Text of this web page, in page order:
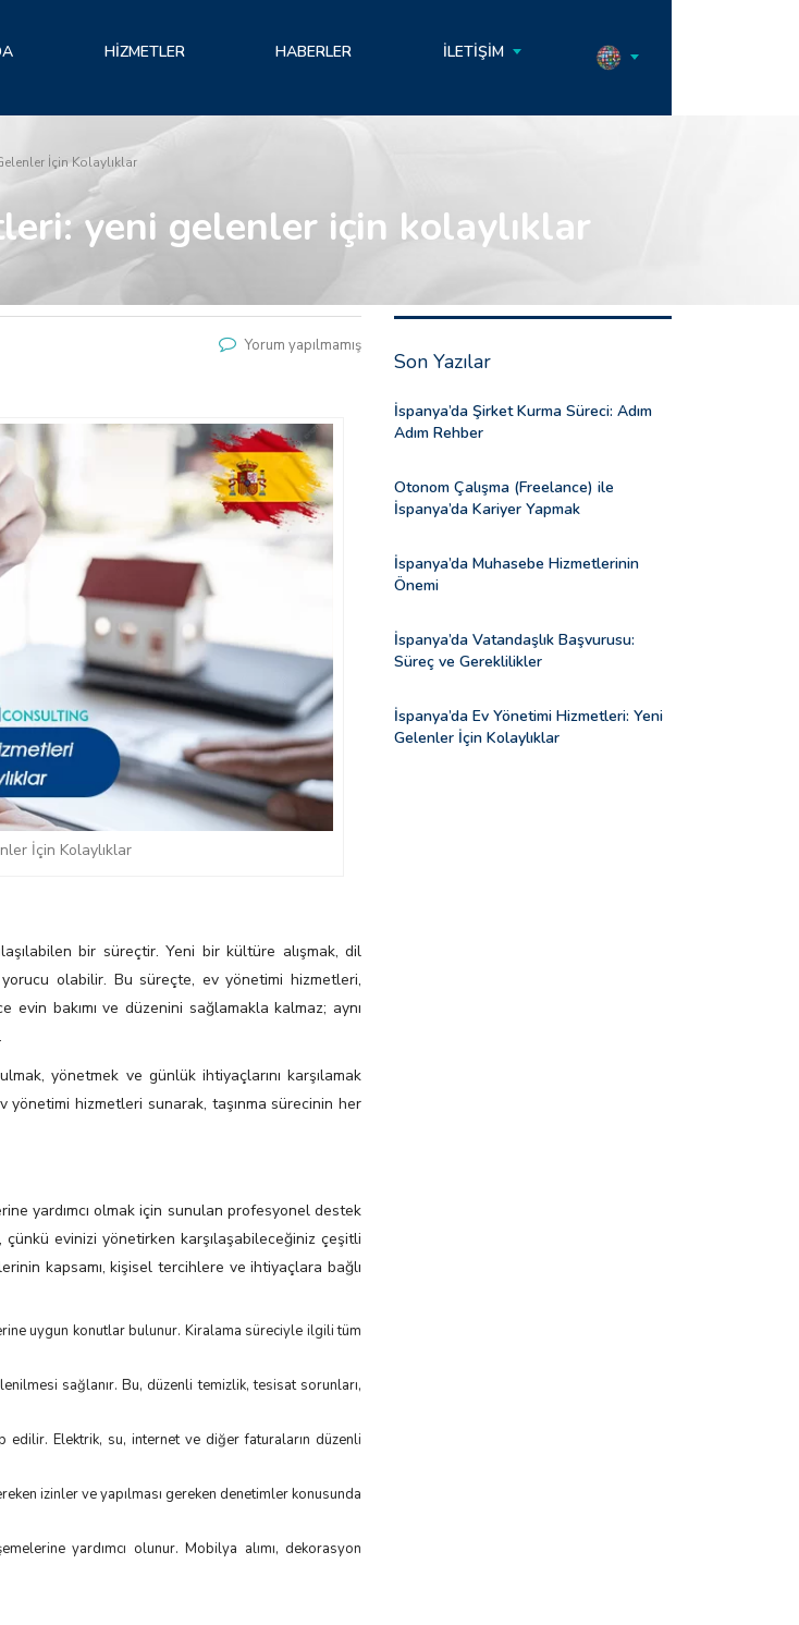
HIZMETLER HABERLER İLETIŞIM
İçin Kolaylıklar
yeni gelenler i̇çin kolaylıklar
Yorum yapılmamış
İçin Kolaylıklar
bir süreçtir. Yeni bir kültüre alışmak, dil
olabilir. Bu süreçte, ev yönetimi hizmetleri,
bakımı ve düzenini sağlamakla kalmaz; aynı
yönetmek ve günlük ihtiyaçlarını karşılamak
yönetimi hizmetleri sunarak, taşınma sürecinin her
yardımcı olmak için sunulan profesyonel destek
evinizi yönetirken karşılaşabileceğiniz çeşitli
kapsamı, kişisel tercihlere ve ihtiyaçlara bağlı
uygun konutlar bulunur. Kiralama süreciyle ilgili tüm
sağlanır. Bu, düzenli temizlik, tesisat sorunları,
Elektrik, su, internet ve diğer faturaların düzenli
izinler ve yapılması gereken denetimler konusunda
yardımcı olunur. Mobilya alımı, dekorasyon
Son Yazılar
İspanya’da Şirket Kurma Süreci: Adım
Adım Rehber
Otonom Çalışma (Freelance) ile
İspanya’da Kariyer Yapmak
İspanya’da Muhasebe Hizmetlerinin
Önemi
İspanya’da Vatandaşlık Başvurusu:
Süreç ve Gereklilikler
İspanya’da Ev Yönetimi Hizmetleri: Yeni
Gelenler İçin Kolaylıklar